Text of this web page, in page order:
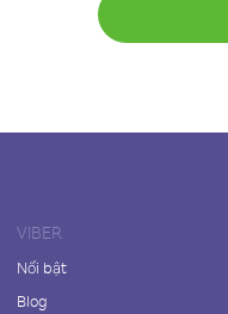
VIBER
Nổi bật
Blog